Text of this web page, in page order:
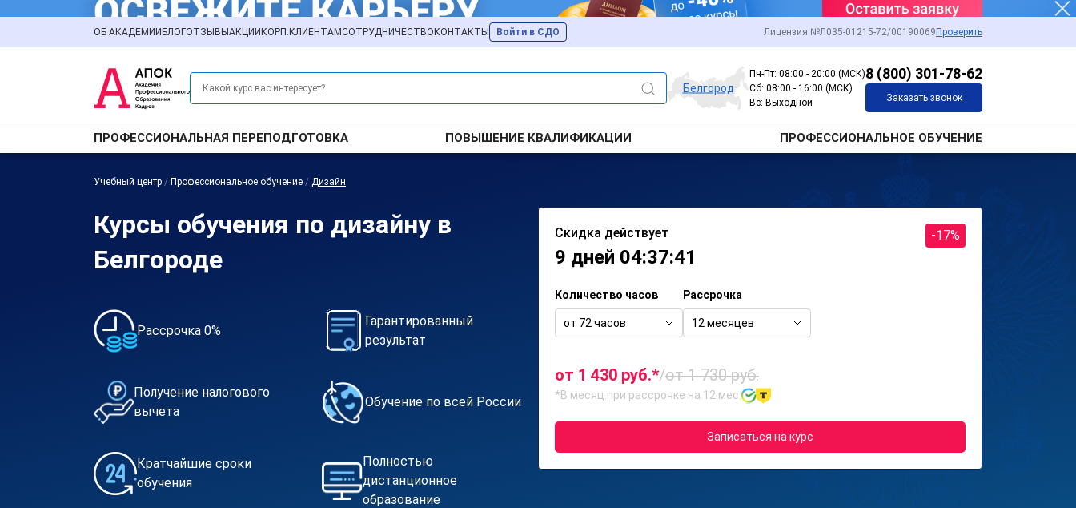
ОБ АКАДЕМИИ БЛОГОТЗЫВЫ АКЦИИ КОРП.КЛИЕНТАМСОТРУДНИЧЕСТВО КОНТАКТЫ Войти в СДО Лицензия №Л035-01215-72/00190069 Проверить
Белгород
Пн-Пт: 08:00 - 20:00 (МСК)
Сб: 08:00 - 16:00 (МСК)
Вс: Выходной
8 (800) 301-78-62
Заказать звонок
ПРОФЕССИОНАЛЬНАЯ ПЕРЕПОДГОТОВКА ПОВЫШЕНИЕ КВАЛИФИКАЦИИ ПРОФЕССИОНАЛЬНОЕ ОБУЧЕНИЕ
Учебный центр / Профессиональное обучение / Дизайн
Курсы обучения по дизайну в
Белгороде
Рассрочка 0%
Гарантированный
результат
Получение налогового
вычета
Обучение по всей России
Кратчайшие сроки
обучения
Полностью
дистанционное
образование
Скидка действует
9 дней 04:37:41
-17%
Количество часов
от 72 часов
Рассрочка
12 месяцев
от 1 430 руб.*/от 1 730 руб.
*В месяц при рассрочке на 12 мес.
Записаться на курс